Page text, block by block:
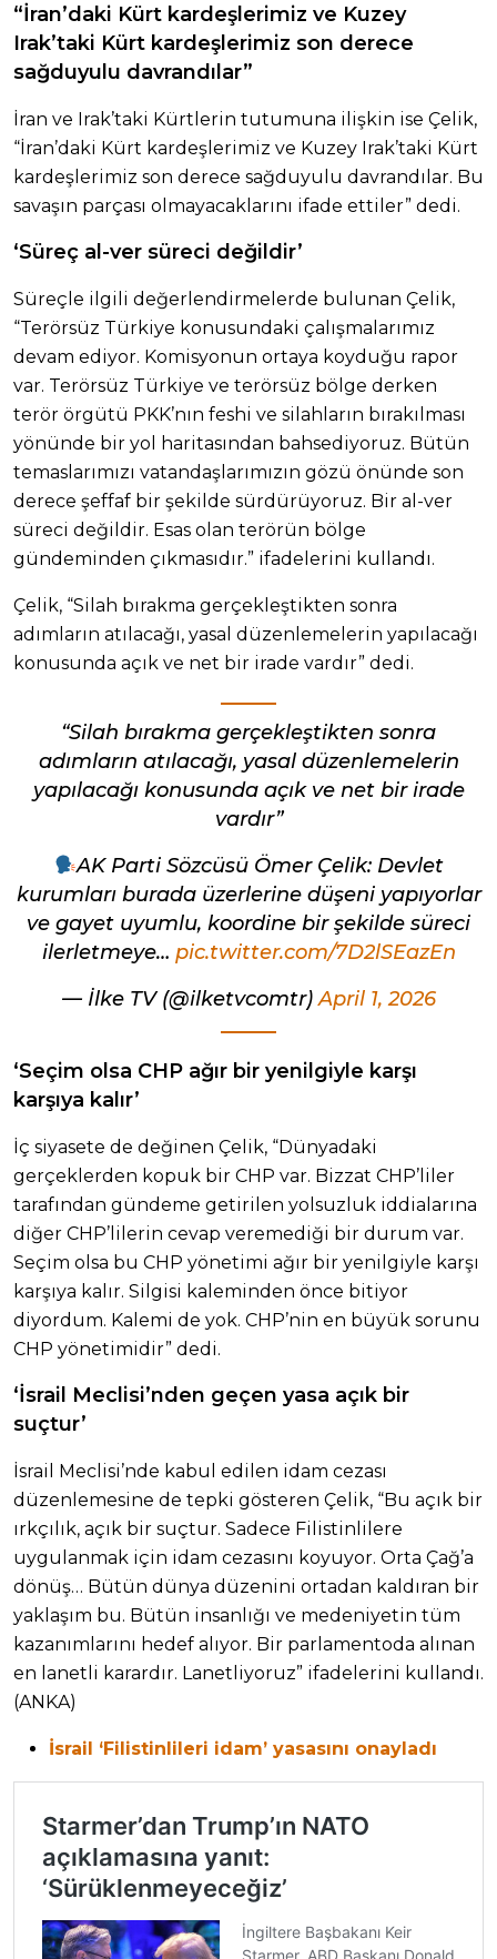
“İran’daki Kürt kardeşlerimiz ve Kuzey
Irak’taki Kürt kardeşlerimiz son derece
sağduyulu davrandılar”
İran ve Irak’taki Kürtlerin tutumuna ilişkin ise Çelik,
“İran’daki Kürt kardeşlerimiz ve Kuzey Irak’taki Kürt
kardeşlerimiz son derece sağduyulu davrandılar. Bu
savaşın parçası olmayacaklarını ifade ettiler” dedi.
‘Süreç al-ver süreci değildir’
Süreçle ilgili değerlendirmelerde bulunan Çelik,
“Terörsüz Türkiye konusundaki çalışmalarımız
devam ediyor. Komisyonun ortaya koyduğu rapor
var. Terörsüz Türkiye ve terörsüz bölge derken
terör örgütü PKK’nın feshi ve silahların bırakılması
yönünde bir yol haritasından bahsediyoruz. Bütün
temaslarımızı vatandaşlarımızın gözü önünde son
derece şeffaf bir şekilde sürdürüyoruz. Bir al-ver
süreci değildir. Esas olan terörün bölge
gündeminden çıkmasıdır.” ifadelerini kullandı.
Çelik, “Silah bırakma gerçekleştikten sonra
adımların atılacağı, yasal düzenlemelerin yapılacağı
konusunda açık ve net bir irade vardır” dedi.
“Silah bırakma gerçekleştikten sonra
adımların atılacağı, yasal düzenlemelerin
yapılacağı konusunda açık ve net bir irade
vardır”
AK Parti Sözcüsü Ömer Çelik: Devlet
kurumları burada üzerlerine düşeni yapıyorlar
ve gayet uyumlu, koordine bir şekilde süreci
ilerletmeye… pic.twitter.com/7D2lSEazEn
— İlke TV (@ilketvcomtr)April 1, 2026
‘Seçim olsa CHP ağır bir yenilgiyle karşı
karşıya kalır’
İç siyasete de değinen Çelik, “Dünyadaki
gerçeklerden kopuk bir CHP var. Bizzat CHP’liler
tarafından gündeme getirilen yolsuzluk iddialarına
diğer CHP’lilerin cevap veremediği bir durum var.
Seçim olsa bu CHP yönetimi ağır bir yenilgiyle karşı
karşıya kalır. Silgisi kaleminden önce bitiyor
diyordum. Kalemi de yok. CHP’nin en büyük sorunu
CHP yönetimidir” dedi.
‘İsrail Meclisi’nden geçen yasa açık bir
suçtur’
İsrail Meclisi’nde kabul edilen idam cezası
düzenlemesine de tepki gösteren Çelik, “Bu açık bir
ırkçılık, açık bir suçtur. Sadece Filistinlilere
uygulanmak için idam cezasını koyuyor. Orta Çağ’a
dönüş… Bütün dünya düzenini ortadan kaldıran bir
yaklaşım bu. Bütün insanlığı ve medeniyetin tüm
kazanımlarını hedef alıyor. Bir parlamentoda alınan
en lanetli karardır. Lanetliyoruz” ifadelerini kullandı.
(ANKA)
İsrail ‘Filistinlileri idam’ yasasını onayladı